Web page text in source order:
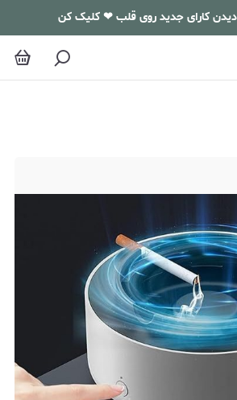
دیدن کارای جدید روی قلب ❤ کلیک کن